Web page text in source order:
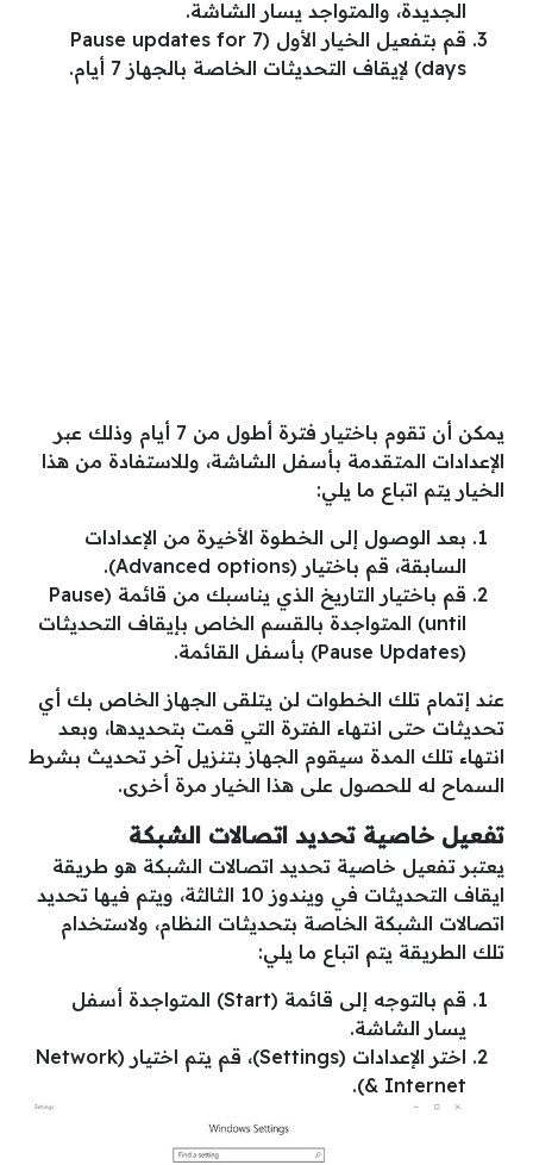
الجديدة، والمتواجد يسار الشاشة.
قم بتفعيل الخيار الأول (Pause updates for 7
days) لإيقاف التحديثات الخاصة بالجهاز 7 أيام.
يمكن أن تقوم باختيار فترة أطول من 7 أيام وذلك عبر
الإعدادات المتقدمة بأسفل الشاشة، وللاستفادة من هذا
الخيار يتم اتباع ما يلي:
بعد الوصول إلى الخطوة الأخيرة من الإعدادات
السابقة، قم باختيار (Advanced options).
قم باختيار التاريخ الذي يناسبك من قائمة (Pause
until) المتواجدة بالقسم الخاص بإيقاف التحديثات
(Pause Updates) بأسفل القائمة.
عند إتمام تلك الخطوات لن يتلقى الجهاز الخاص بك أي
تحديثات حتى انتهاء الفترة التي قمت بتحديدها، وبعد
انتهاء تلك المدة سيقوم الجهاز بتنزيل آخر تحديث بشرط
السماح له للحصول على هذا الخيار مرة أخرى.
تفعيل خاصية تحديد اتصالات الشبكة
يعتبر تفعيل خاصية تحديد اتصالات الشبكة هو طريقة
ايقاف التحديثات في ويندوز 10 الثالثة، ويتم فيها تحديد
اتصالات الشبكة الخاصة بتحديثات النظام، ولاستخدام
تلك الطريقة يتم اتباع ما يلي:
قم بالتوجه إلى قائمة (Start) المتواجدة أسفل
يسار الشاشة.
اختر الإعدادات (Settings)، قم يتم اختيار (Network
& Internet).